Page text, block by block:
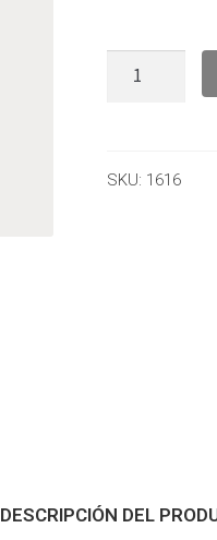
SKU: 1616
DESCRIPCIÓN DEL